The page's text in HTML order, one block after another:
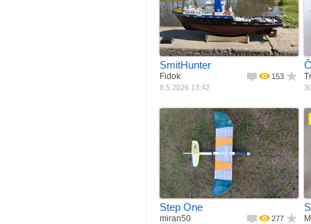
Jak postaveno
Ze stavebnice
Materiál
Laminát + balza
Pohon
Elektromotor
Šířka
235 mm
Délka
1035 mm
Váha
10000 g
SmitHunter
153
Fidok
8.5.2026 13:42
Jak postaveno
Ze stavebnice
Materiál
EPP, EPS, Depron
Pohon
Elektro motor
Rozpětí
850 mm
Délka
720 mm
Váha
250 g
Step One
277
miran50